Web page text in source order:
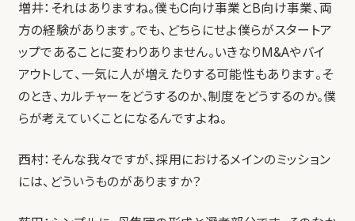
増井：それはありますね。僕もC向け事業とB向け事業、両
方の経験があります。でも、どちらにせよ僕らがスタートア
ップであることに変わりありません。いきなりM&Aやバイ
アウトして、一気に人が増えたりする可能性もあります。そ
のとき、カルチャーをどうするのか、制度をどうするのか。僕
らが考えていくことになるんですよね。
西村：そんな我々ですが、採用におけるメインのミッション
には、どういうものがありますか？